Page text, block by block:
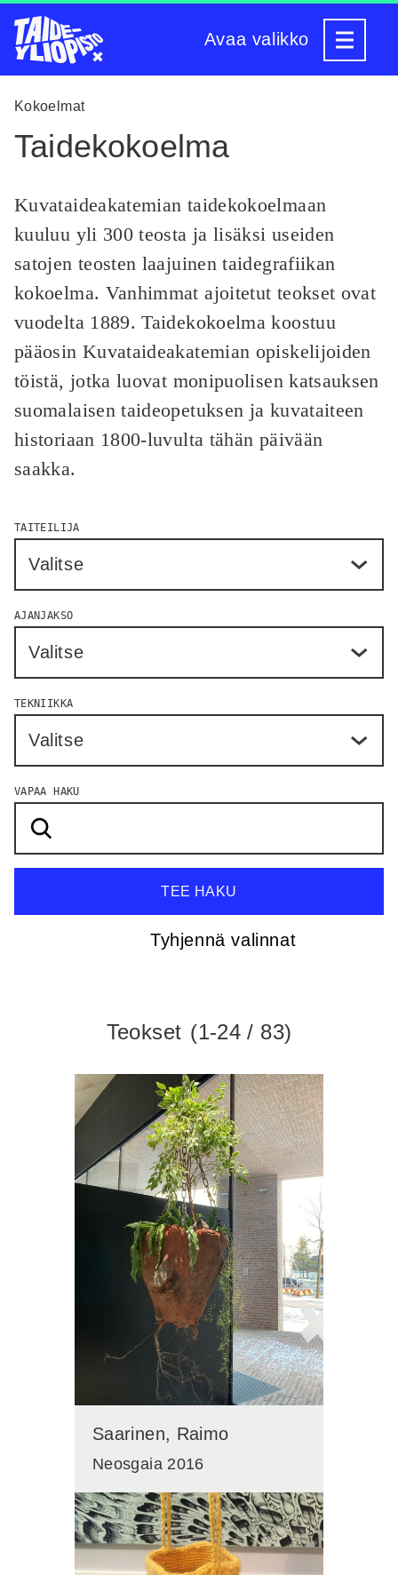
sisältöön
Avaa valikko
Kokoelmat
Tai­de­ko­koel­ma
Kuvataideakatemian taidekokoelmaan
kuuluu yli 300 teosta ja lisäksi useiden
satojen teosten laajuinen taidegrafiikan
kokoelma. Vanhimmat ajoitetut teokset ovat
vuodelta 1889. Taidekokoelma koostuu
pääosin Kuvataideakatemian opiskelijoiden
töistä, jotka luovat monipuolisen katsauksen
suomalaisen taideopetuksen ja kuvataiteen
historiaan 1800-luvulta tähän päivään
saakka.
Hae
taideteoksia
-
osio
TAITEILIJA
AJANJAKSO
TEKNIIKKA
VAPAA HAKU
Tyhjennä
nappi
tyhjentää
hakukentän
sekä
kaikki
suodattimet
ja
siirtää
kohdistuksen
Taiteilija-
suodattimeen.
Tyhjennä valinnat
Teokset (1-24 / 83)
Saarinen, Raimo
Neosgaia 2016